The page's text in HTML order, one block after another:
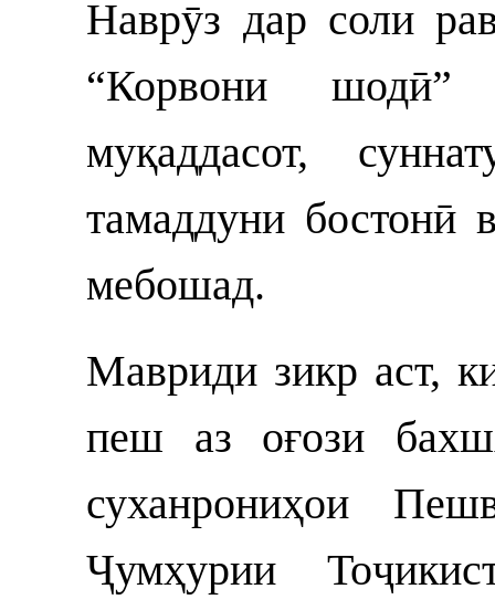
Наврӯз дар соли
“Корвони шодӣ”
муқаддасот,
тамаддуни бостонӣ
мебошад.
Мавриди зикр аст,
пеш аз оғози
суханрониҳои
Ҷумҳурии